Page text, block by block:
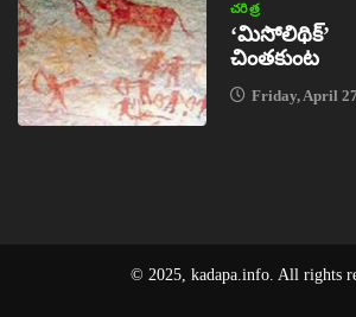
చరిత్ర
‘మిసోలిథిక్‌’
చింతకుంట
Friday, April
© 2025, kadapa.info. All rights